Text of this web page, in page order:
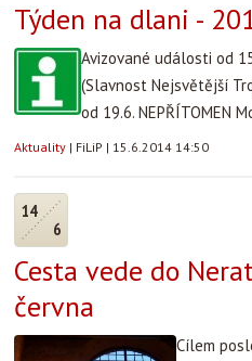
Týden na dlani -
Avizované události od
(Slavnost Nejsvětější
od 19.6. NEPŘÍTOMEN
Aktuality | FiLiP | 15.6.2014 14:50
14
6
Cesta vede do
června
Cílem